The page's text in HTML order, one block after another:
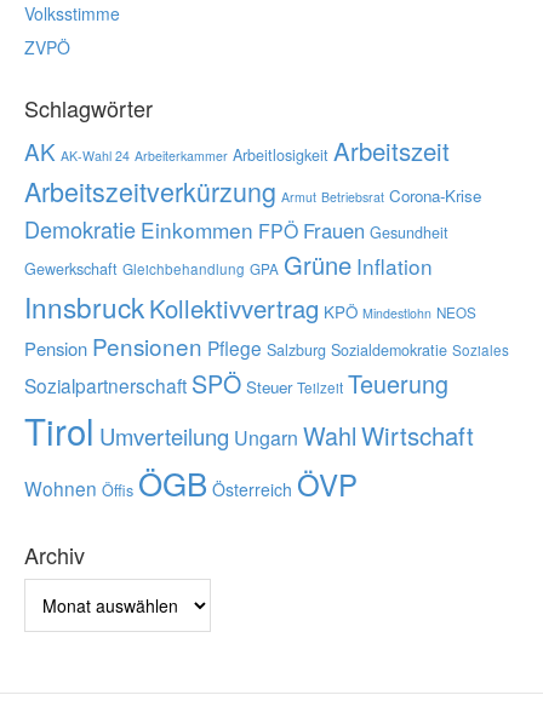
Volksstimme
ZVPÖ
Schlagwörter
AK AK-Wahl 24 Arbeiterkammer Arbeitlosigkeit Arbeitszeit
Arbeitszeitverkürzung Armut Betriebsrat Corona-Krise
Demokratie Einkommen FPÖ Frauen Gesundheit
Gewerkschaft Gleichbehandlung GPA Grüne Inflation
InnsbruckKollektivvertrag KPÖ Mindestlohn NEOS
Pension Pensionen Pflege Salzburg Sozialdemokratie Soziales
Sozialpartnerschaft SPÖ Steuer Teilzeit Teuerung
Tirol Umverteilung Ungarn WahlWirtschaft
Wohnen Öffis ÖGB Österreich ÖVP
Archiv